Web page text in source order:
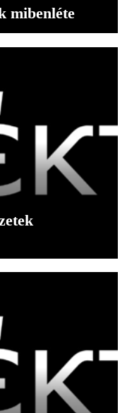
mibenléte